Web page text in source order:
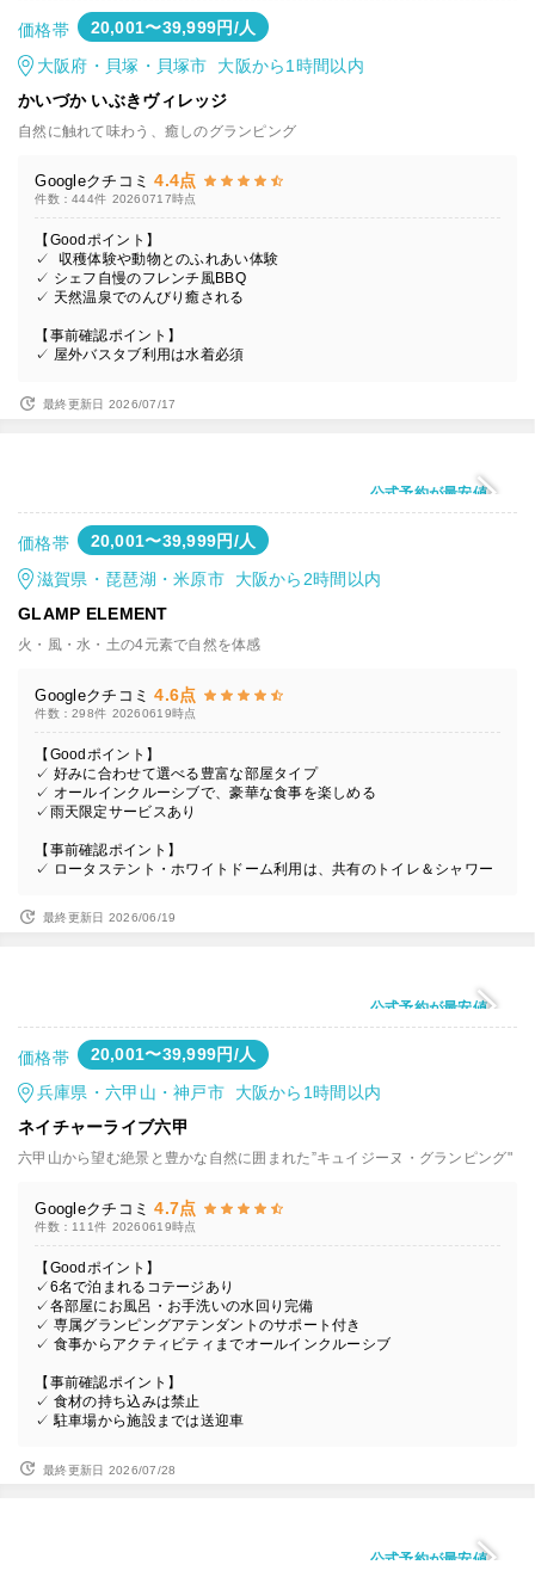
価格帯 20,001〜39,999円/人
大阪府・貝塚・貝塚市 大阪から1時間以内
かいづか いぶきヴィレッジ
自然に触れて味わう、癒しのグランピング
Googleクチコミ 4.4点
件数：444件 20260717時点
【Goodポイント】
✓ 収穫体験や動物とのふれあい体験
✓ シェフ自慢のフレンチ風BBQ
✓ 天然温泉でのんびり癒される
【事前確認ポイント】
✓ 屋外バスタブ利用は水着必須
最終更新日 2026/07/17
公式予約が最安値
価格帯 20,001〜39,999円/人
滋賀県・琵琶湖・米原市 大阪から2時間以内
GLAMP ELEMENT
火・風・水・土の4元素で自然を体感
Googleクチコミ 4.6点
件数：298件 20260619時点
【Goodポイント】
✓ 好みに合わせて選べる豊富な部屋タイプ
✓ オールインクルーシブで、豪華な食事を楽しめる
✓雨天限定サービスあり
【事前確認ポイント】
✓ ロータステント・ホワイトドーム利用は、共有のトイレ＆シャワー
最終更新日 2026/06/19
公式予約が最安値
価格帯 20,001〜39,999円/人
兵庫県・六甲山・神戸市 大阪から1時間以内
ネイチャーライブ六甲
六甲山から望む絶景と豊かな自然に囲まれた”キュイジーヌ・グランピング"
Googleクチコミ 4.7点
件数：111件 20260619時点
【Goodポイント】
✓6名で泊まれるコテージあり
✓各部屋にお風呂・お手洗いの水回り完備
✓ 専属グランピングアテンダントのサポート付き
✓ 食事からアクティビティまでオールインクルーシブ
【事前確認ポイント】
✓ 食材の持ち込みは禁止
✓ 駐車場から施設までは送迎車
最終更新日 2026/07/28
公式予約が最安値